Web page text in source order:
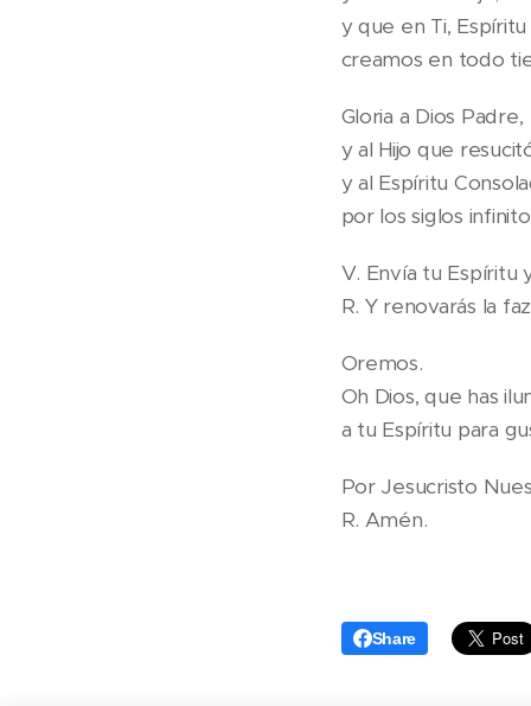
y que en Ti,
creamos en todo
Gloria a Dios Padre,
y al Hijo que
y al Espíritu
por los siglos
V. Envía tu Espíritu
R. Y renovarás la
Oremos.
Oh Dios, que has
a tu Espíritu para
Por Jesucristo
R. Amén.
Share